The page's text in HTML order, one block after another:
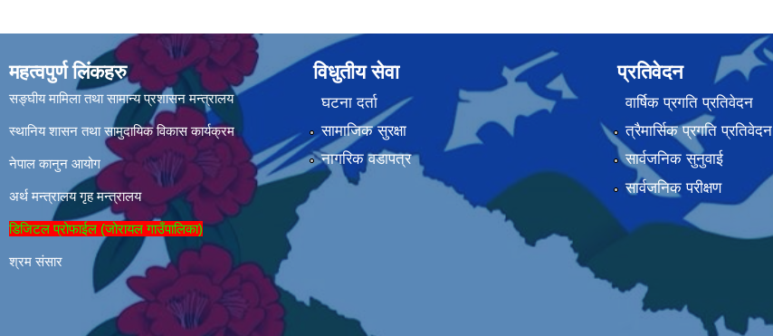
महत्वपुर्ण लिंकहरु
सङ्घीय मामिला तथा सामान्य प्रशासन मन्त्रालय
स्थानिय शासन तथा सामुदायिक विकास कार्यक्रम
नेपाल कानुन आयोग
अर्थ मन्त्रालय गृह मन्त्रालय
डिजिटल प्रोफाईल (जोरायल गाउँपालिका)
श्रम संसार
विधुतीय सेवा
घटना दर्ता
सामाजिक सुरक्षा
नागरिक वडापत्र
प्रतिवेदन
वार्षिक प्रगति प्रतिवेदन
त्रैमार्सिक प्रगति प्रतिवेदन
सार्वजनिक सुनुवाई
सार्वजनिक परीक्षण